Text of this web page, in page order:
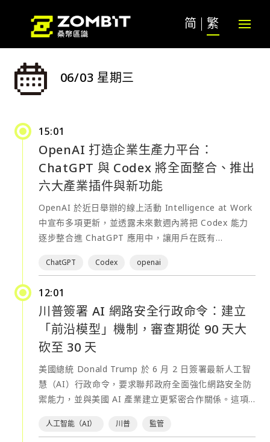
简 繁
06/03 星期三
15:01
OpenAI 打造企業生產力平台：
ChatGPT 與 Codex 將全面整合、推出
六大產業插件與新功能
OpenAI 於近日舉辦的線上活動 Intelligence at Work
中宣布多項更新，並透露未來數週內將把 Codex 能力
逐步整合進 ChatGPT 應用中，讓用戶在既有
示，此舉並非將兩款產品合併，而是讓 Codex 能力
能將進入 ChatGPT 應用 OpenAI 在活動中確認，
Codex 的核心代理能力將於未來數週內逐步加入
ChatGPT 應用。其目標是讓企業用戶不再需要區分
ChatGPT 與 Codex，而是在同一介面中完成從對話、
雖然已廣泛使用 ChatGPT，但尚未清楚 Codex 在工作
流程中的定位，因此整合將有助於統一產品體驗與提升
採用率。 推出六大企業級 Codex 外掛 OpenAI 同時發
布六個針對企業場景設計的 Codex 外掛，涵蓋銷售、
ChatGPT Codex openai
12:01
川普簽署 AI 網路安全行政命令：建立
「前沿模型」機制，審查期從 90 天大
砍至 30 天
美國總統 Donald Trump 於 6 月 2 日簽署最新人工智
慧（AI）行政命令，要求聯邦政府全面強化網路安全防
禦能力，並與美國 AI 產業建立更緊密合作關係。這項
一，顯示白宮正試圖在維持技術創新的同時，應對先進
人工智能（AI） 川普 監管